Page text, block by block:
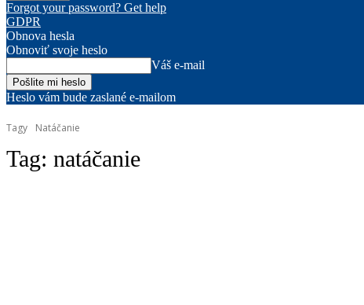
Forgot your password? Get help
GDPR
Obnova hesla
Obnoviť svoje heslo
Váš e-mail
Heslo vám bude zaslané e-mailom
Tagy Natáčanie
Tag: natáčanie